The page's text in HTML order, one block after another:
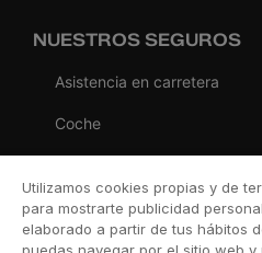
NUESTROS SEGUROS
Asistencia en carretera
Coche
Viaje
Hogar
Utilizamos cookies propias y de
para mostrarte publicidad
elaborado a partir de tus hábitos